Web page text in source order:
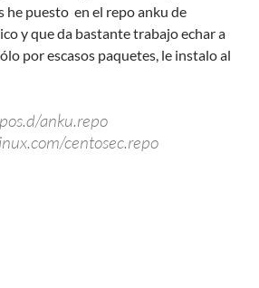
he puesto en el repo anku de
y que da bastante trabajo echar a
por escasos paquetes, le instalo al
anku.repo
centosec.repo